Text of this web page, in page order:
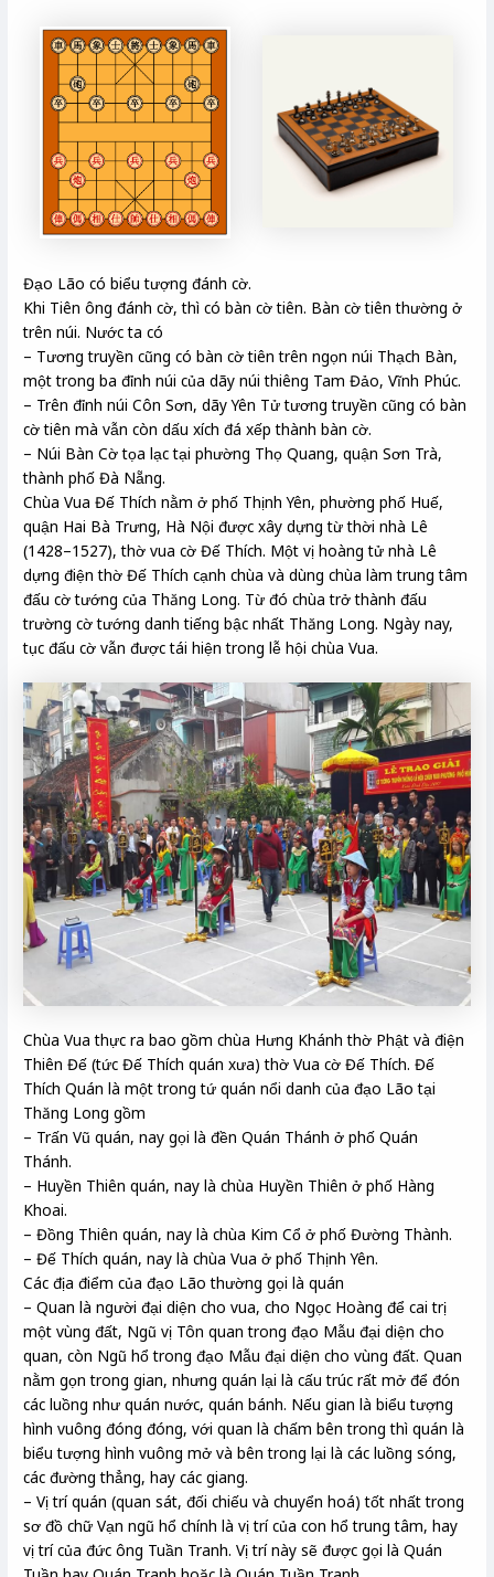
Đạo Lão có biểu tượng đánh cờ.
Khi Tiên ông đánh cờ, thì có bàn cờ tiên. Bàn cờ tiên thường ở
trên núi. Nước ta có
– Tương truyền cũng có bàn cờ tiên trên ngọn núi Thạch Bàn,
một trong ba đỉnh núi của dãy núi thiêng Tam Đảo, Vĩnh Phúc.
– Trên đỉnh núi Côn Sơn, dãy Yên Tử tương truyền cũng có bàn
cờ tiên mà vẫn còn dấu xích đá xếp thành bàn cờ.
– Núi Bàn Cờ tọa lạc tại phường Thọ Quang, quận Sơn Trà,
thành phố Đà Nẵng.
Chùa Vua Đế Thích nằm ở phố Thịnh Yên, phường phố Huế,
quận Hai Bà Trưng, Hà Nội được xây dựng từ thời nhà Lê
(1428–1527), thờ vua cờ Đế Thích. Một vị hoàng tử nhà Lê
dựng điện thờ Đế Thích cạnh chùa và dùng chùa làm trung tâm
đấu cờ tướng của Thăng Long. Từ đó chùa trở thành đấu
trường cờ tướng danh tiếng bậc nhất Thăng Long. Ngày nay,
tục đấu cờ vẫn được tái hiện trong lễ hội chùa Vua.
Chùa Vua thực ra bao gồm chùa Hưng Khánh thờ Phật và điện
Thiên Đế (tức Đế Thích quán xưa) thờ Vua cờ Đế Thích. Đế
Thích Quán là một trong tứ quán nổi danh của đạo Lão tại
Thăng Long gồm
– Trấn Vũ quán, nay gọi là đền Quán Thánh ở phố Quán
Thánh.
– Huyền Thiên quán, nay là chùa Huyền Thiên ở phố Hàng
Khoai.
– Đồng Thiên quán, nay là chùa Kim Cổ ở phố Đường Thành.
– Đế Thích quán, nay là chùa Vua ở phố Thịnh Yên.
Các địa điểm của đạo Lão thường gọi là quán
– Quan là người đại diện cho vua, cho Ngọc Hoàng để cai trị
một vùng đất, Ngũ vị Tôn quan trong đạo Mẫu đại diện cho
quan, còn Ngũ hổ trong đạo Mẫu đại diện cho vùng đất. Quan
nằm gọn trong gian, nhưng quán lại là cấu trúc rất mở để đón
các luồng như quán nước, quán bánh. Nếu gian là biểu tượng
hình vuông đóng đóng, với quan là chấm bên trong thì quán là
biểu tượng hình vuông mở và bên trong lại là các luồng sóng,
các đường thẳng, hay các giang.
– Vị trí quán (quan sát, đối chiếu và chuyển hoá) tốt nhất trong
sơ đồ chữ Vạn ngũ hổ chính là vị trí của con hổ trung tâm, hay
vị trí của đức ông Tuần Tranh. Vị trí này sẽ được gọi là Quán